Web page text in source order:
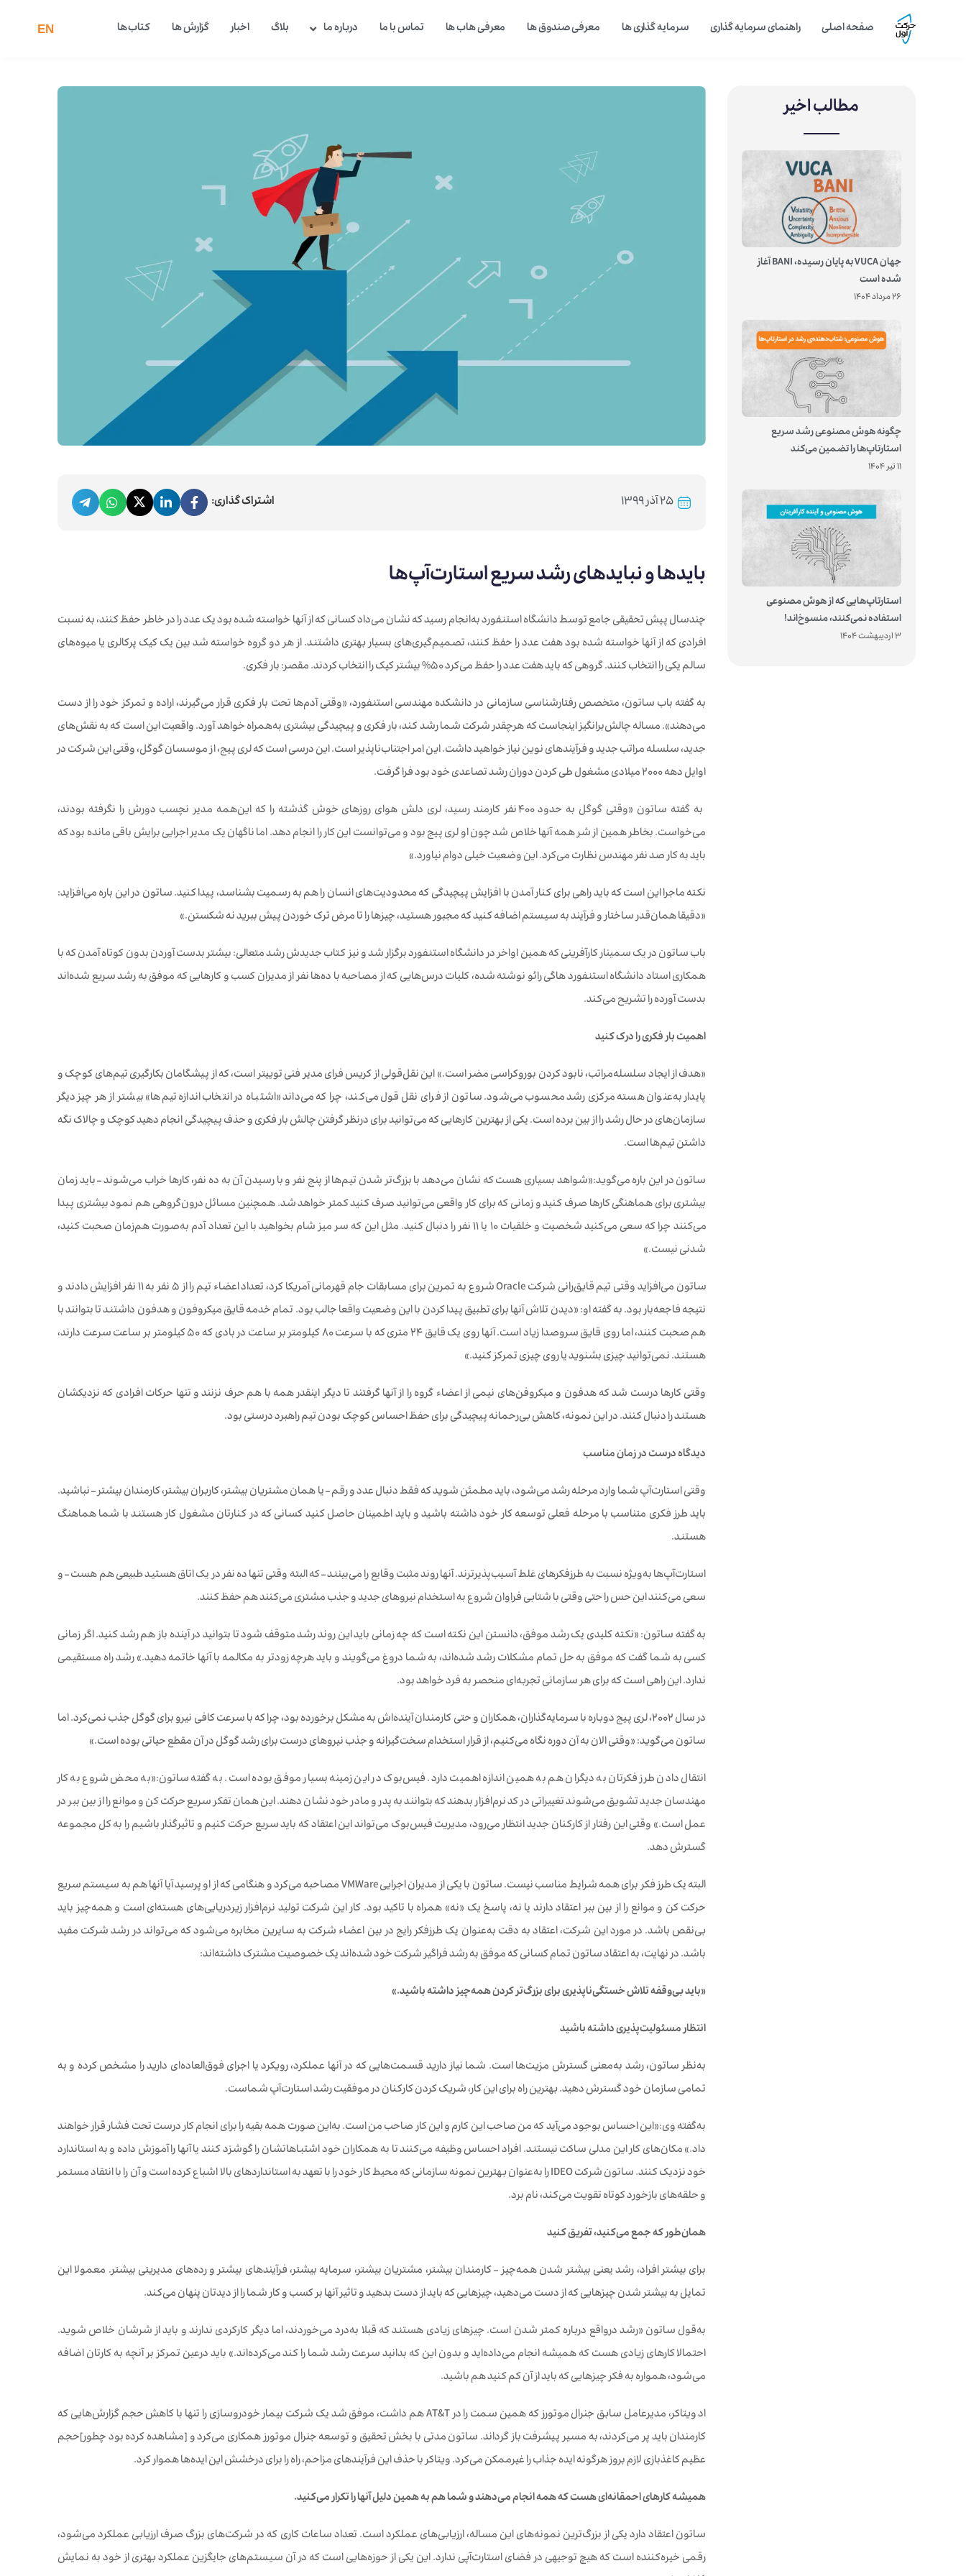
صفحه اصلی راهنمای سرمایه گذاری سرمایه گذاری ها معرفی صندوق ها معرفی هاب ها تماس با ما درباره ما بلاگ اخبار گزارش ها کتاب ها EN
مطالب اخیر
جهان VUCA به پایان رسیده، BANI آغاز
شده است
26 مرداد 1404
چگونه هوش مصنوعی رشد سریع
استارتاپ‌ها را تضمین می‌کند
11 تیر 1404
استارتاپ‌هایی که از هوش مصنوعی
استفاده نمی‌کنند، منسوخ‌اند!
3 اردیبهشت 1404
۲۵ آذر ۱۳۹۹ اشتراک گذاری:
بایدها و نبایدهای رشد سریع استارت‌آپ‌ها
چندسال پیش تحقیقی جامع توسط دانشگاه استنفورد به‌انجام رسید که نشان می‌داد کسانی که از آنها خواسته شده بود یک عدد را در خاطر حفظ کنند، به نسبت
افرادی که از آنها خواسته شده بود هفت عدد را حفظ کنند، تصمیم‌گیری‌های بسیار بهتری داشتند. از هر دو گروه خواسته شد بین یک کیک پرکالری یا میوه‌های
سالم یکی را انتخاب کنند. گروهی که باید هفت عدد را حفظ می‌کرد 50% بیشتر کیک را انتخاب کردند. مقصر: بار فکری.
به گفته باب ساتون، متخصص رفتارشناسی سازمانی در دانشکده مهندسی استنفورد، «وقتی آدم‌ها تحت بار فکری قرار می‌گیرند، اراده و تمرکز خود را از دست
می‌دهند». مساله چالش‌‌برانگیز اینجاست که هرچقدر شرکت شما رشد کند، بار فکری و پیچیدگی بیشتری به‌همراه خواهد آورد. واقعیت این است که به نقش‌های
جدید، سلسله مراتب جدید و فرآیندهای نوین نیاز خواهید داشت. این امر اجتناب‌ناپذیر است. این درسی است که لری پیج، از موسسان گوگل، وقتی این شرکت در
اوایل دهه 2000 میلادی مشغول طی کردن دوران رشد تصاعدی خود بود فرا گرفت.
به گفته ساتون «وقتی گوگل به حدود 400 نفر کارمند رسید، لری دلش هوای روزهای خوش گذشته را که این‌همه مدیر نچسب دورش را نگرفته بودند،
می‌خواست. بخاطر همین از شر همه‌ آنها خلاص شد چون او لری پیج بود و می‌توانست این کار را انجام دهد. اما ناگهان یک مدیر اجرایی برایش باقی مانده بود که
باید به کار صد نفر مهندس نظارت می‌کرد. این وضعیت خیلی دوام نیاورد.»
نکته ماجرا این است که باید راهی برای کنار آمدن با افزایش پیچیدگی که محدودیت‌های انسان را هم به رسمیت بشناسد، پیدا کنید. ساتون در این باره می‌افزاید:
«دقیقا همان‌قدر ساختار و فرآیند به سیستم اضافه کنید که مجبور هستید، چیزها را تا مرض ترک خوردن پیش ببرید نه شکستن.»
باب ساتون در یک سمینار کارآفرینی که همین اواخر در دانشگاه استنفورد برگزار شد و نیز کتاب جدیدش رشد متعالی: بیشتر بدست آوردن بدون کوتاه آمدن که با
همکاری استاد دانشگاه استنفورد هاگی رائو نوشته شده، کلیات درس‌هایی که از مصاحبه با ده‌ها نفر از مدیران کسب و کارهایی که موفق به رشد سریع شده‌اند
بدست آورده را تشریح می‌کند.
اهمیت بار فکری را درک کنید
«هدف از ایجاد سلسله‌مراتب، نابود کردن بوروکراسی مضر است.» این نقل‌قولی از کریس فرای مدیر فنی توییتر است، که از پیشگامان بکارگیری تیم‌های کوچک و
پایدار به‌عنوان هسته مرکزی رشد محسوب می‌شود. ساتون از فرای نقل قول می‌کند، چرا که می‌داند «اشتباه در انتخاب اندازه تیم‌ها» بیشتر از هر چیز دیگر
سازمان‌های در حال رشد را از بین برده است. یکی از بهترین کارهایی که می‌توانید برای درنظر گرفتن چالش بار فکری و حذف پیچیدگی انجام دهید کوچک و چالاک نگه
داشتن تیم‌ها است.
ساتون در این باره می‌گوید:«شواهد بسیاری هست که نشان می‌دهد با بزرگ‌تر شدن تیم‌ها از پنج نفر و با رسیدن آن به ده نفر، کارها خراب می‌شوند – باید زمان
بیشتری برای هماهنگی کارها صرف کنید و زمانی که برای کار واقعی می‌توانید صرف کنید کمتر خواهد شد. همچنین مسائل درون‌گروهی هم نمود بیشتری پیدا
می‌کنند چرا که سعی می‌کنید شخصیت و خلقیات 10 یا 11 نفر را دنبال کنید. مثل این که سر میز شام بخواهید با این تعداد آدم به‌صورت هم‌زمان صحبت کنید،
شدنی نیست.»
ساتون می‌افزاید وقتی تیم قایق‌رانی شرکت Oracle شروع به تمرین برای مسابقات جام قهرمانی آمریکا کرد، تعداد اعضاء تیم را از 5 نفر به 11 نفر افزایش دادند و
نتیجه فاجعه‌بار بود. به گفته او: «دیدن تلاش آنها برای تطبیق‌ پیدا کردن با این وضعیت واقعا جالب بود. تمام خدمه قایق میکروفون و هدفون داشتند تا بتوانند با
هم صحبت کنند، اما روی قایق سروصدا زیاد است. آنها روی یک قایق 24 متری که با سرعت 80 کیلومتر بر ساعت در بادی که 50 کیلومتر بر ساعت سرعت دارند،
هستند. نمی‌توانید چیزی بشنوید یا روی چیزی تمرکز کنید.»
وقتی کارها درست شد که هدفون و میکروفن‌های نیمی از اعضاء گروه را از آنها گرفتند تا دیگر اینقدر همه با هم حرف نزنند و تنها حرکات افرادی که نزدیکشان
هستند را دنبال کنند. در این نمونه، کاهش بی‌رحمانه پیچیدگی برای حفظ احساس کوچک بودن تیم راهبرد درستی بود.
دیدگاه درست در زمان مناسب
وقتی استارت‌آپ شما وارد مرحله رشد می‌شود، باید مطمئن شوید که فقط دنبال عدد و رقم – یا همان مشتریان بیشتر، کاربران بیشتر، کارمندان بیشتر – نباشید.
باید طرز فکری متناسب با مرحله فعلی توسعه کار خود داشته باشید و باید اطمینان حاصل کنید کسانی که در کنارتان مشغول کار هستند با شما هماهنگ
هستند.
استارت‌آپ‌ها به‌ویژه نسبت به طرزفکرهای غلط آسیب‌پذیرترند. آنها روند مثبت وقایع را می‌بینند – که البته وقتی تنها ده نفر در یک اتاق هستید طبیعی هم هست – و
سعی می‌کنند این حس را حتی وقتی با شتابی فراوان شروع به استخدام نیروهای جدید و جذب مشتری می‌کنند هم حفظ کنند.
به گفته ساتون: «نکته کلیدی یک رشد موفق، دانستن این نکته است که چه زمانی باید این روند رشد متوقف شود تا بتوانید در آینده باز هم رشد کنید. اگر زمانی
کسی به شما گفت که موفق به حل تمام مشکلات رشد شده‌اند، به شما دروغ می‌گویند و باید هرچه زودتر به مکالمه با آنها خاتمه دهید.» رشد راه مستقیمی
ندارد. این راهی است که برای هر سازمانی تجربه‌ای منحصر به فرد خواهد بود.
در سال 2002، لری پیج دوباره با سرمایه‌گذاران، همکاران و حتی کارمندان آینده‌اش به مشکل برخورده بود، چرا که با سرعت کافی نیرو برای گوگل جذب نمی‌کرد. اما
ساتون می‌گوید: «وقتی الان به آن دوره نگاه می‌کنیم، از قرار استخدام سخت‌گیرانه و جذب نیروهای درست برای رشد گوگل در آن مقطع حیاتی بوده است.»
انتقال دادن طرز فکرتان به دیگران هم به همین اندازه اهمیت دارد. فیس‌بوک در این زمینه بسیار موفق بوده است. به گفته ساتون:«به محض شروع به کار
مهندسان جدید تشویق می‌شوند تغییراتی در کد نرم‌افزار بدهند که بتوانند به پدر و مادر خود نشان دهند. این همان تفکر سریع حرکت کن و موانع را از بین ببر در
عمل است.» وقتی این رفتار از کارکنان جدید انتظار می‌رود، مدیریت فیس‌بوک می‌تواند این اعتقاد که باید سریع حرکت کنیم و تاثیرگذار باشیم را به کل مجموعه
گسترش دهد.
البته یک طرز فکر برای همه شرایط مناسب نیست. ساتون با یکی از مدیران اجرایی VMWare مصاحبه می‌کرد و هنگامی که از او پرسید آیا آنها هم به سیستم سریع
حرکت کن و موانع را از بین ببر اعتقاد دارند یا نه، پاسخ یک «نه» همراه با تاکید بود. کار این شرکت تولید نرم‌افزار زیردریایی‌های هسته‌ای است و همه‌چیز باید
بی‌نقص باشد. در مورد این شرکت، اعتقاد به دقت به‌عنوان یک طرزفکر رایج در بین اعضاء شرکت به سایرین مخابره می‌شود که می‌تواند در رشد شرکت مفید
باشد. در نهایت، به اعتقاد ساتون تمام کسانی که موفق به رشد فراگیر شرکت خود شده‌اند یک خصوصیت مشترک داشته‌اند:
«باید بیوقفه تلاش خستگیناپذیری برای بزرگتر کردن همهچیز داشته باشید.»
انتظار مسئولیتپذیری داشته باشید
به‌نظر ساتون، رشد به‌معنی گسترش مزیت‌ها است. شما نیاز دارید قسمت‌هایی که در آنها عملکرد، رویکرد یا اجرای فوق‌العاده‌ای دارید را مشخص کرده و به
تمامی سازمان خود گسترش دهید. بهترین راه برای این کار، شریک کردن کارکنان در موفقیت رشد استارت‌آپ شماست.
به‌گفته وی:«این احساس بوجود می‌آید که من صاحب این کارم و این کار صاحب من است. به‌این صورت همه بقیه را برای انجام کار درست تحت فشار قرار خواهند
داد.» مکان‌های کار این‌ مدلی ساکت نیستند. افراد احساس وظیفه می‌کنند تا به همکاران خود اشتباهاتشان را گوشزد کنند یا آنها را آموزش داده و به استاندارد
خود نزدیک کنند. ساتون شرکت IDEO را به‌عنوان بهترین نمونه سازمانی که محیط کار خود را با تعهد به استانداردهای بالا اشباع کرده است و آن را با انتقاد مستمر
و حلقه‌های بازخورد کوتاه تقویت می‌کند، نام برد.
همانطور که جمع میکنید، تفریق کنید
برای بیشتر افراد، رشد یعنی بیشتر شدن همه‌چیز – کارمندان بیشتر، مشتریان بیشتر، سرمایه بیشتر، فرآیندهای بیشتر و رده‌های مدیریتی بیشتر. معمولا این
تمایل به بیشتر شدن چیزهایی که از دست می‌دهید، چیزهایی که باید از دست بدهید و تاثیر آنها بر کسب و کار شما را از دیدتان پنهان می‌کند.
به‌قول ساتون «رشد درواقع درباره کمتر شدن است. چیزهای زیادی هستند که قبلا به‌درد می‌خوردند، اما دیگر کارکردی ندارند و باید از شرشان خلاص شوید.
احتمالا کارهای زیادی هست که همیشه انجام می‌داده‌اید و بدون این که بدانید سرعت رشد شما را کند می‌کرده‌اند.» باید درعین تمرکز بر آنچه به کارتان اضافه
می‌شود، همواره به فکر چیزهایی که باید از آن کم کنید هم باشید.
اد ویتاکر، مدیرعامل سابق جنرال موتورز که همین سمت را در AT&T هم داشت، موفق شد یک شرکت بیمار خودروسازی را تنها با کاهش حجم گزارش‌هایی که
کارمندان باید پر می‌کردند، به مسیر پیشرفت باز گرداند. ساتون مدتی با بخش تحقیق و توسعه جنرال موتورز همکاری می‌کرد و [مشاهده کرده بود چطور]حجم
عظیم کاغذبازی لازم بروز هرگونه ایده جذاب را غیرممکن می‌کرد. ویتاکر با حذف این فرآیندهای مزاحم، راه را برای درخشش این ایده‌ها هموار کرد.
همیشه کارهای احمقانهای هست که همه انجام میدهند و شما هم به همین دلیل آنها را تکرار میکنید.
ساتون اعتقاد دارد یکی از بزرگ‌ترین نمونه‌های این مساله، ارزیابی‌های عملکرد است. تعداد ساعات کاری که در شرکت‌های بزرگ صرف ارزیابی عملکرد می‌شود،
رقمی خیره‌کننده است که هیچ توجیهی در فضای استارت‌آپی ندارد. این یکی از حوزه‌هایی است که در آن سیستم‌های جایگزین عملکرد بهتری از خود به نمایش